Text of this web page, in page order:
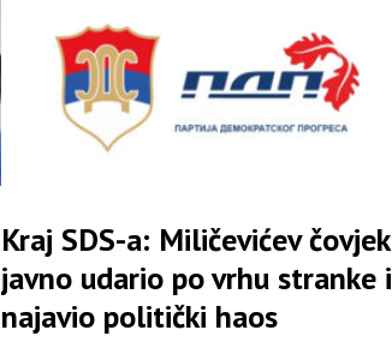
Kraj SDS-a: Miličevićev čovjek
javno udario po vrhu stranke i
najavio politički haos